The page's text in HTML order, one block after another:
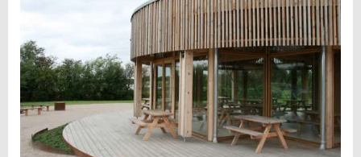
stadsarkitekt Michael Pagaard Madsen.